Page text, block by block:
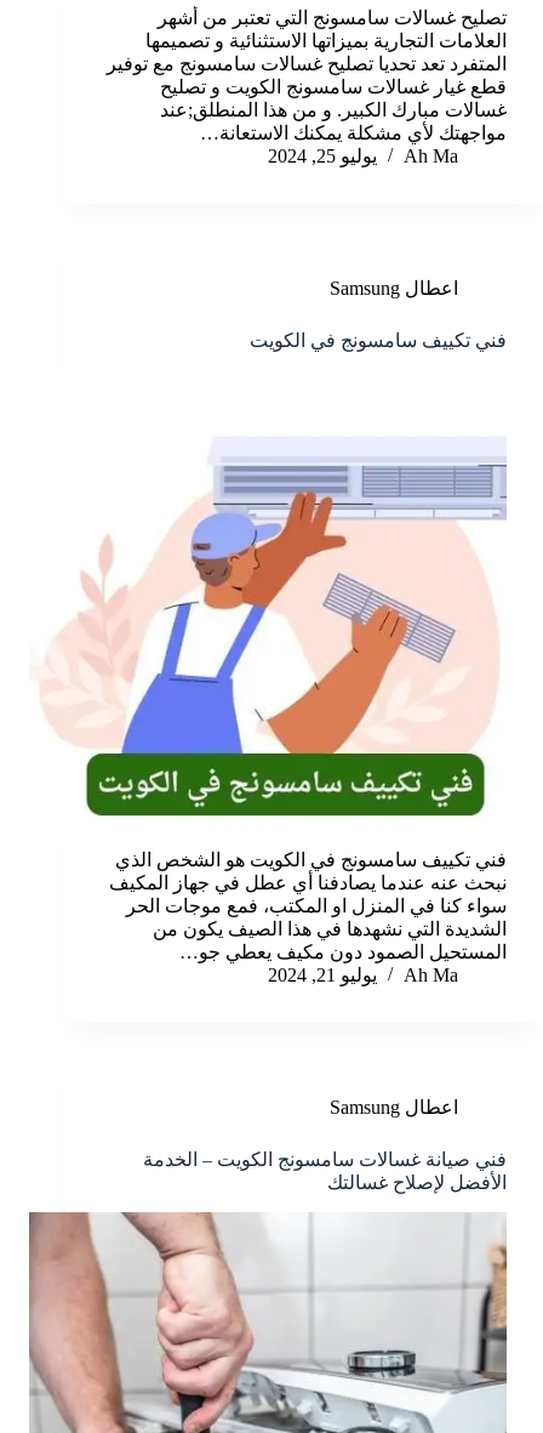
تصليح غسالات سامسونج التي تعتبر من أشهر
العلامات التجارية بميزاتها الاستثنائية و تصميمها
المتفرد تعد تحديا تصليح غسالات سامسونج مع توفير
قطع غيار غسالات سامسونج الكويت و تصليح
غسالات مبارك الكبير. و من هذا المنطلق;عند
مواجهتك لأي مشكلة يمكنك الاستعانة…
Ah Ma
يوليو 25, 2024
اعطال Samsung
فني تكييف سامسونج في الكويت
فني تكييف سامسونج في الكويت هو الشخص الذي
نبحث عنه عندما يصادفنا أي عطل في جهاز المكيف
سواء كنا في المنزل او المكتب، فمع موجات الحر
الشديدة التي نشهدها في هذا الصيف يكون من
المستحيل الصمود دون مكيف يعطي جو…
Ah Ma
يوليو 21, 2024
اعطال Samsung
فني صيانة غسالات سامسونج الكويت – الخدمة
الأفضل لإصلاح غسالتك